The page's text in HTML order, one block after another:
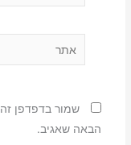
שמור בדפדפן
הבאה שאגיב.